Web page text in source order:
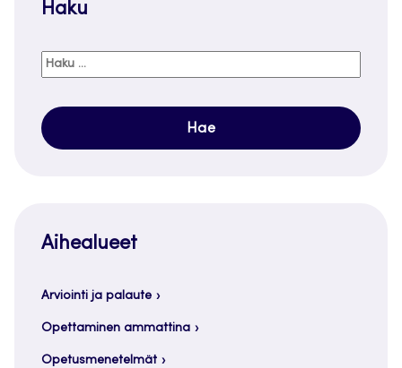
Haku
Haku:
Aihealueet
Arviointi ja palaute
Opettaminen ammattina
Opetusmenetelmät